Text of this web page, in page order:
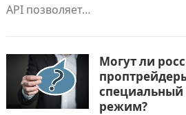
API позволяет…
Могут ли
режим?